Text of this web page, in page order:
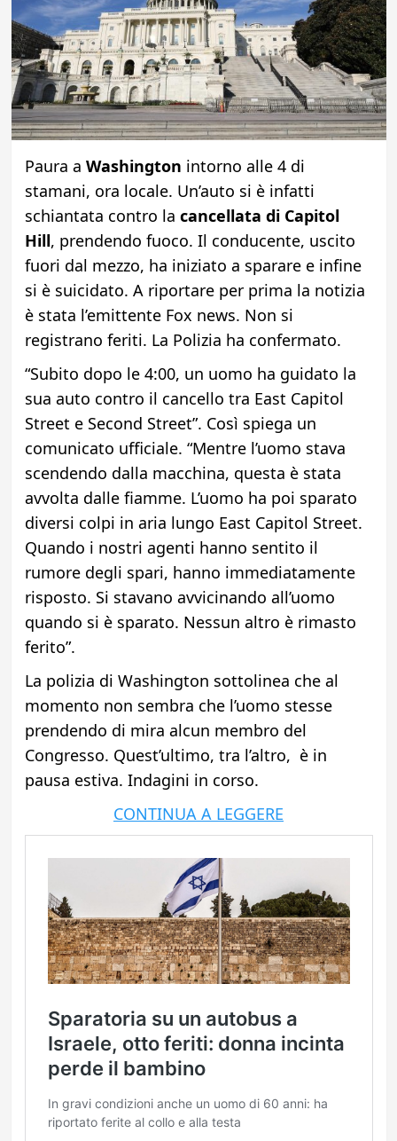
Paura a Washington intorno alle 4 di
stamani, ora locale. Un’auto si è infatti
schiantata contro la cancellata di Capitol
Hill, prendendo fuoco. Il conducente, uscito
fuori dal mezzo, ha iniziato a sparare e infine
si è suicidato. A riportare per prima la notizia
è stata l’emittente Fox news. Non si
registrano feriti. La Polizia ha confermato.
“Subito dopo le 4:00, un uomo ha guidato la
sua auto contro il cancello tra East Capitol
Street e Second Street”. Così spiega un
comunicato ufficiale. “Mentre l’uomo stava
scendendo dalla macchina, questa è stata
avvolta dalle fiamme. L’uomo ha poi sparato
diversi colpi in aria lungo East Capitol Street.
Quando i nostri agenti hanno sentito il
rumore degli spari, hanno immediatamente
risposto. Si stavano avvicinando all’uomo
quando si è sparato. Nessun altro è rimasto
ferito”.
La polizia di Washington sottolinea che al
momento non sembra che l’uomo stesse
prendendo di mira alcun membro del
Congresso. Quest’ultimo, tra l’altro, è in
pausa estiva. Indagini in corso.
CONTINUA A LEGGERE